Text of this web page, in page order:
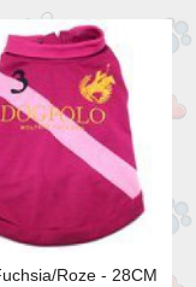
Roze - 28CM